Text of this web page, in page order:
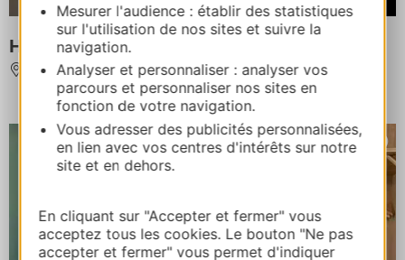
Mesurer l'audience : établir des statistiques
sur l'utilisation de nos sites et suivre la
navigation.
Analyser et personnaliser : analyser vos
parcours et personnaliser nos sites en
fonction de votre navigation.
Vous adresser des publicités personnalisées,
en lien avec vos centres d'intérêts sur notre
site et en dehors.
En cliquant sur "Accepter et fermer" vous
acceptez tous les cookies. Le bouton "Ne pas
accepter et fermer" vous permet d'indiquer
Hôtel La Prison
BEZIERS